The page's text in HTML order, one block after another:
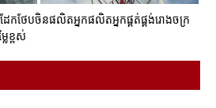
កថែបចិនផលិតអ្នកផលិតអ្នកផ្គត់ផ្គង់រោងចក្រ
ខ្ពស់